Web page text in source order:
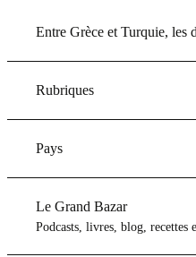
Entre Grèce et Turquie, les
Rubriques
Pays
Le Grand Bazar
Podcasts, livres, blog, recettes